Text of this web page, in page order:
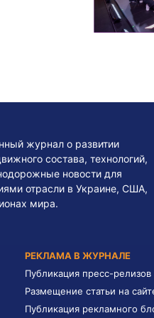
журнал о развитии
состава, технологий,
новости для
отрасли в Украине, США,
мира.
РЕКЛАМА В ЖУРНАЛЕ
Публикация пресс-релизов
Размещение статьи на
Публикация рекламного